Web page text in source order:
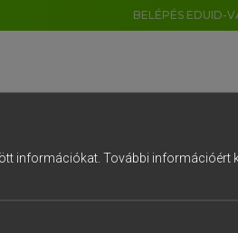
BELÉPÉS EDUID-
információkat. További információért
5 6 7 8 9